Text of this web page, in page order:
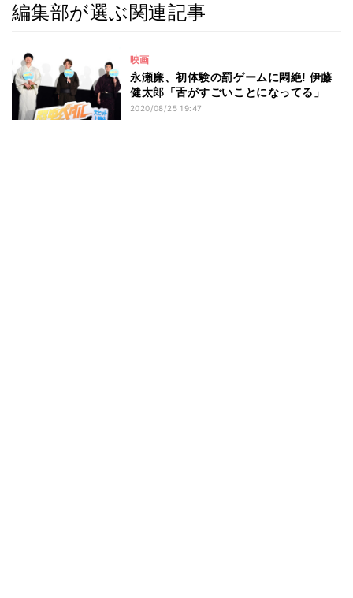
編集部が選ぶ関連記事
映画
永瀬廉、初体験の罰ゲームに悶絶! 伊藤
健太郎「舌がすごいことになってる」
2020/08/25 19:47